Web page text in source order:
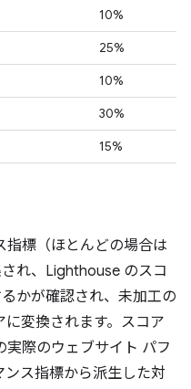
10%
25%
10%
30%
15%
標（ほとんどの場合は
れ、Lighthouse のスコ
かが確認され、未加工の
変換されます。スコア
実際のウェブサイト パフ
ス指標から派生した対